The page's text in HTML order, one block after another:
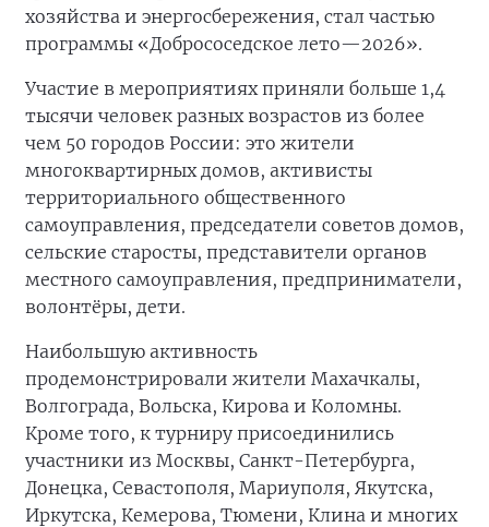
хозяйства и энергосбережения, стал частью
программы «Добрососедское лето—2026».
Участие в мероприятиях приняли больше 1,4
тысячи человек разных возрастов из более
чем 50 городов России: это жители
многоквартирных домов, активисты
территориального общественного
самоуправления, председатели советов домов,
сельские старосты, представители органов
местного самоуправления, предприниматели,
волонтёры, дети.
Наибольшую активность
продемонстрировали жители Махачкалы,
Волгограда, Вольска, Кирова и Коломны.
Кроме того, к турниру присоединились
участники из Москвы, Санкт-Петербурга,
Донецка, Севастополя, Мариуполя, Якутска,
Иркутска, Кемерова, Тюмени, Клина и многих